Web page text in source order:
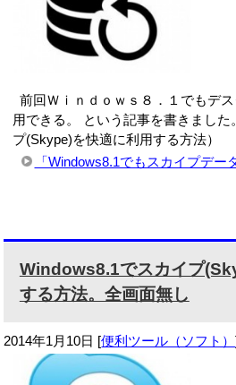
前回Ｗｉｎｄｏｗｓ８．１でもデ
用できる。 という記事を書きました
プ(Skype)を快適に利用する方法）
「Windows8.1でもスカイプデ
Windows8.1でスカイプ
する方法。全画面無し
2014年1月10日 [便利ツール（ソフト）